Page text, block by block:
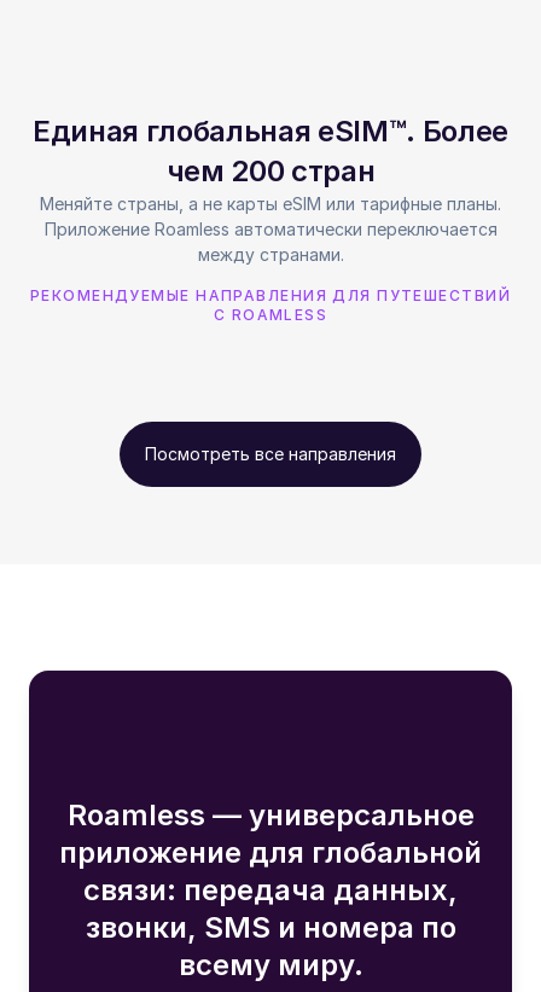
Единая глобальная eSIM™. Более
чем 200 стран
Меняйте страны, а не карты eSIM или тарифные планы.
Приложение Roamless автоматически переключается
между странами.
РЕКОМЕНДУЕМЫЕ НАПРАВЛЕНИЯ ДЛЯ ПУТЕШЕСТВИЙ
С ROAMLESS
Посмотреть все направления
Roamless — универсальное
приложение для глобальной
связи: передача данных,
звонки, SMS и номера по
всему миру.